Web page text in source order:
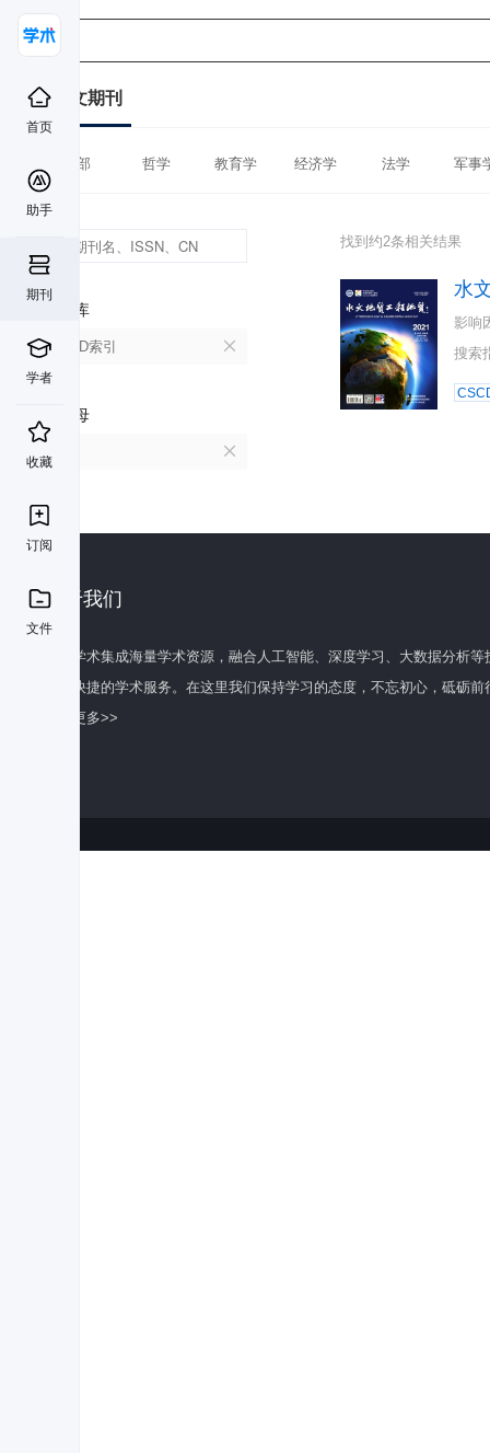
首页
助手
期刊
学者
收藏
订阅
文件
中文期刊
全部 哲学 教育学 经济学 法学 军事
数据库
CSCD索引
首字母
找到约2条相关结果
水
影响
搜索
关于我们
百度学术集成海量学术资源，融合人工智能、深度学习、大数据分析
全面快捷的学术服务。在这里我们保持学习的态度，不忘初心，砥砺前
了解更多>>